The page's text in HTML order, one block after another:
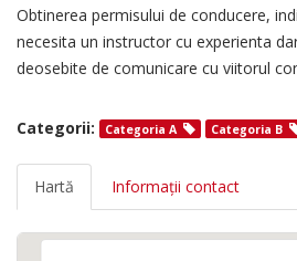
Obtinerea permisului de conducere,
necesita un instructor cu experienta
deosebite de comunicare cu viitorul
Categorii: Categoria A Categoria B
Hartă Informații contact